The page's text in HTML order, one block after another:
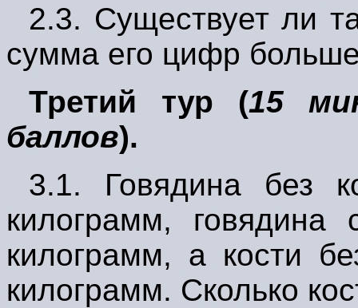
2.3. Существует ли
сумма его цифр
Третий тур (15
баллов).
3.1. Говядина без
килограмм,
килограмм, а кости
килограмм. Сколько